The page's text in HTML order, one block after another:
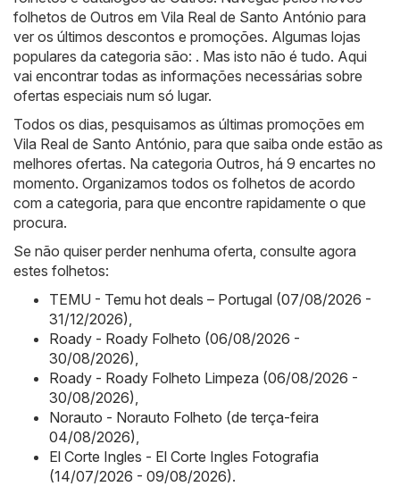
folhetos de Outros em Vila Real de Santo António para
ver os últimos descontos e promoções. Algumas lojas
populares da categoria são: . Mas isto não é tudo. Aqui
vai encontrar todas as informações necessárias sobre
ofertas especiais num só lugar.
Todos os dias, pesquisamos as últimas promoções em
Vila Real de Santo António, para que saiba onde estão as
melhores ofertas. Na categoria Outros, há 9 encartes no
momento. Organizamos todos os folhetos de acordo
com a categoria, para que encontre rapidamente o que
procura.
Se não quiser perder nenhuma oferta, consulte agora
estes folhetos:
TEMU - Temu hot deals – Portugal (07/08/2026 -
31/12/2026),
Roady - Roady Folheto (06/08/2026 -
30/08/2026),
Roady - Roady Folheto Limpeza (06/08/2026 -
30/08/2026),
Norauto - Norauto Folheto (de terça-feira
04/08/2026),
El Corte Ingles - El Corte Ingles Fotografia
(14/07/2026 - 09/08/2026).